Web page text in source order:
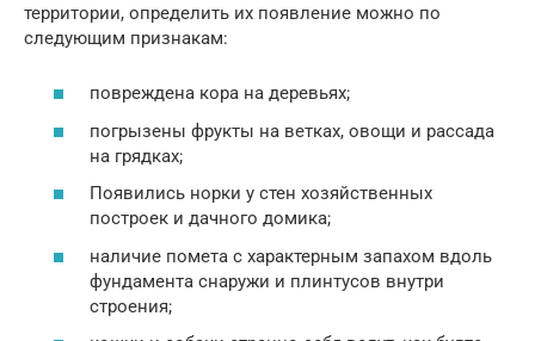
территории, определить их появление можно по
следующим признакам:
повреждена кора на деревьях;
погрызены фрукты на ветках, овощи и рассада
на грядках;
Появились норки у стен хозяйственных
построек и дачного домика;
наличие помета с характерным запахом вдоль
фундамента снаружи и плинтусов внутри
строения;